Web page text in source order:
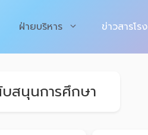
ฝ่ายบริหาร ข่าวสารโร
สนุนการศึกษา